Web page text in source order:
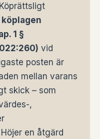
köplagen
1 §
vid
posten är
mellan varans
skick – som
,
en åtgärd